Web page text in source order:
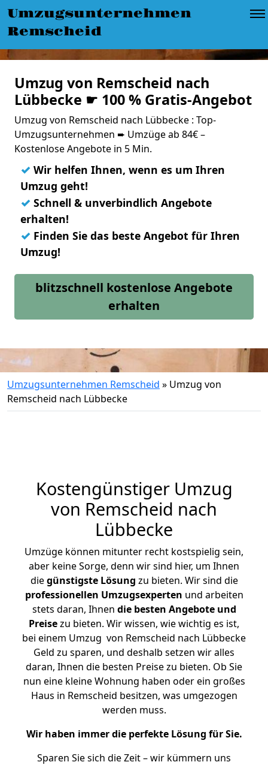
Umzugsunternehmen
Remscheid
Umzug von Remscheid nach
Lübbecke ☛ 100 % Gratis-Angebot
Umzug von Remscheid nach Lübbecke : Top-
Umzugsunternehmen ➨ Umzüge ab 84€ –
Kostenlose Angebote in 5 Min.
✓ Wir helfen Ihnen, wenn es um Ihren
Umzug geht!
✓ Schnell & unverbindlich Angebote
erhalten!
✓ Finden Sie das beste Angebot für Ihren
Umzug!
blitzschnell kostenlose Angebote
erhalten
Umzugsunternehmen Remscheid » Umzug von
Remscheid nach Lübbecke
Kostengünstiger Umzug
von Remscheid nach
Lübbecke
Umzüge können mitunter recht kostspielig sein,
aber keine Sorge, denn wir sind hier, um Ihnen
diegünstigste Lösung zu bieten. Wir sind die
professionellen Umzugsexperten und arbeiten
stets daran, Ihnen die besten Angebote und
Preisezu bieten. Wir wissen, wie wichtig es ist,
bei einem Umzug von Remscheid nach Lübbecke
Geld zu sparen, und deshalb setzen wir alles
daran, Ihnen die besten Preise zu bieten. Ob Sie
nun eine kleine Wohnung haben oder ein großes
Haus in Remscheid besitzen, was umgezogen
werden muss.
Wir haben immer die perfekte Lösung für Sie.
Sparen Sie sich die Zeit – wir kümmern uns